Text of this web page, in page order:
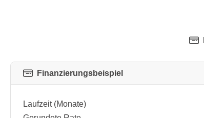
Finanzierungsbeispiel
Laufzeit (Monate)